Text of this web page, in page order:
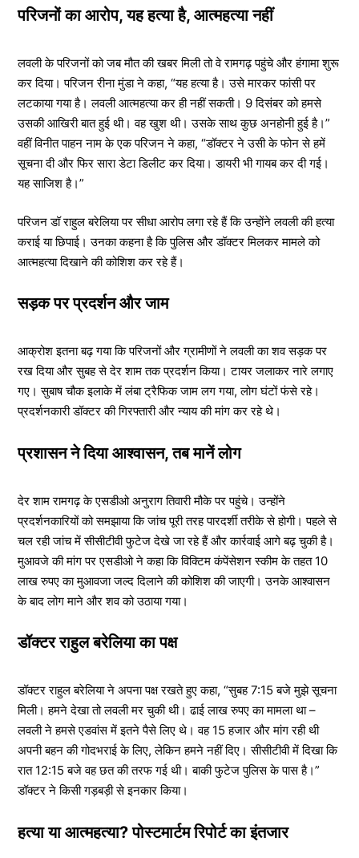
परिजनों का आरोप, यह हत्या है, आत्महत्या नहीं
लवली के परिजनों को जब मौत की खबर मिली तो वे रामगढ़ पहुंचे और हंगामा शुरू
कर दिया। परिजन रीना मुंडा ने कहा, “यह हत्या है। उसे मारकर फांसी पर
लटकाया गया है। लवली आत्महत्या कर ही नहीं सकती। 9 दिसंबर को हमसे
उसकी आखिरी बात हुई थी। वह खुश थी। उसके साथ कुछ अनहोनी हुई है।”
वहीं विनीत पाहन नाम के एक परिजन ने कहा, “डॉक्टर ने उसी के फोन से हमें
सूचना दी और फिर सारा डेटा डिलीट कर दिया। डायरी भी गायब कर दी गई।
यह साजिश है।”
परिजन डॉ राहुल बरेलिया पर सीधा आरोप लगा रहे हैं कि उन्होंने लवली की हत्या
कराई या छिपाई। उनका कहना है कि पुलिस और डॉक्टर मिलकर मामले को
आत्महत्या दिखाने की कोशिश कर रहे हैं।
सड़क पर प्रदर्शन और जाम
आक्रोश इतना बढ़ गया कि परिजनों और ग्रामीणों ने लवली का शव सड़क पर
रख दिया और सुबह से देर शाम तक प्रदर्शन किया। टायर जलाकर नारे लगाए
गए। सुबाष चौक इलाके में लंबा ट्रैफिक जाम लग गया, लोग घंटों फंसे रहे।
प्रदर्शनकारी डॉक्टर की गिरफ्तारी और न्याय की मांग कर रहे थे।
प्रशासन ने दिया आश्वासन, तब मानें लोग
देर शाम रामगढ़ के एसडीओ अनुराग तिवारी मौके पर पहुंचे। उन्होंने
प्रदर्शनकारियों को समझाया कि जांच पूरी तरह पारदर्शी तरीके से होगी। पहले से
चल रही जांच में सीसीटीवी फुटेज देखे जा रहे हैं और कार्रवाई आगे बढ़ चुकी है।
मुआवजे की मांग पर एसडीओ ने कहा कि विक्टिम कंपेंसेशन स्कीम के तहत 10
लाख रुपए का मुआवजा जल्द दिलाने की कोशिश की जाएगी। उनके आश्वासन
के बाद लोग माने और शव को उठाया गया।
डॉक्टर राहुल बरेलिया का पक्ष
डॉक्टर राहुल बरेलिया ने अपना पक्ष रखते हुए कहा, “सुबह 7:15 बजे मुझे सूचना
मिली। हमने देखा तो लवली मर चुकी थी। ढाई लाख रुपए का मामला था –
लवली ने हमसे एडवांस में इतने पैसे लिए थे। वह 15 हजार और मांग रही थी
अपनी बहन की गोदभराई के लिए, लेकिन हमने नहीं दिए। सीसीटीवी में दिखा कि
रात 12:15 बजे वह छत की तरफ गई थी। बाकी फुटेज पुलिस के पास है।”
डॉक्टर ने किसी गड़बड़ी से इनकार किया।
हत्या या आत्महत्या? पोस्टमार्टम रिपोर्ट का इंतजार